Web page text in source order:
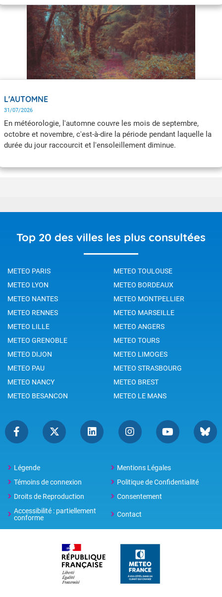
perturbé. Mais qu'en est-il vraiment ? À quoi correspondent ces
termes ?
L'AUTOMNE
31/07/2026
En météorologie, l'automne couvre les mois de septembre,
octobre et novembre, c'est-à-dire la période pendant laquelle la
durée du jour raccourcit et l'ensoleillement diminue.
Top 20 des villes les plus consultées
METEO PARIS
METEO TOULOUSE
METEO LYON
METEO BORDEAUX
METEO NANTES
METEO MONTPELLIER
METEO RENNES
METEO MARSEILLE
METEO LILLE
METEO ANGERS
METEO GRENOBLE
METEO TOURS
METEO DIJON
METEO LIMOGES
METEO PAU
METEO STRASBOURG
METEO NANCY
METEO BREST
METEO BESANCON
METEO LE MANS
Légende
Mentions Légales
Témoins de connexion
Politique de Confidentialité
Droits de Reproduction
Consentement
Accessibilité : partiellement
conforme
Contact